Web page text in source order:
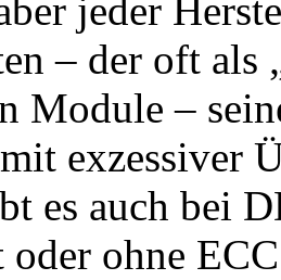
jeder
– der oft als
Module –
exzessiver
es auch bei
oder ohne